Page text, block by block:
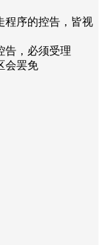
程序的控告，皆视
告，必须受理
会罢免